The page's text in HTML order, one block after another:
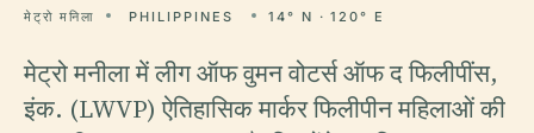
मेट्रो मनिला PHILIPPINES 14° N · 120° E
मेट्रो मनीला में लीग ऑफ वुमन वोटर्स ऑफ द फिलीपींस,
इंक. (LWVP) ऐतिहासिक मार्कर फिलीपीन महिलाओं की